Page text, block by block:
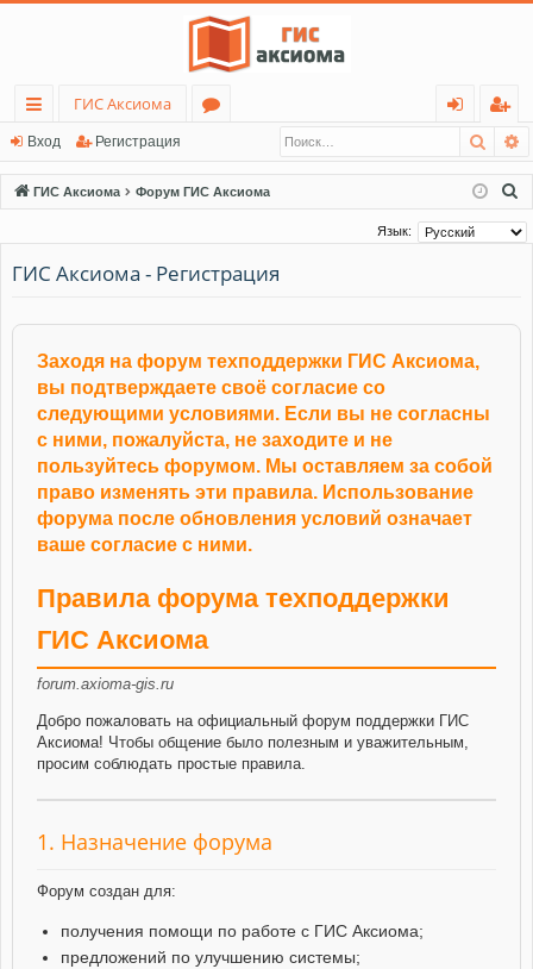
с
ы
лк
ГИС Аксиома
ру
м
д
ег
ис
тр
Вход Регистрация
ГИС Аксиома Форум ГИС Аксиома
и
Язык:
ГИС Аксиома - Регистрация
Заходя на форум техподдержки ГИС Аксиома,
вы подтверждаете своё согласие со
следующими условиями. Если вы не согласны
с ними, пожалуйста, не заходите и не
пользуйтесь форумом. Мы оставляем за собой
право изменять эти правила. Использование
форума после обновления условий означает
ваше согласие с ними.
Правила форума техподдержки
ГИС Аксиома
forum.axioma-gis.ru
Добро пожаловать на официальный форум поддержки ГИС
Аксиома! Чтобы общение было полезным и уважительным,
просим соблюдать простые правила.
1. Назначение форума
Форум создан для:
получения помощи по работе с ГИС Аксиома;
предложений по улучшению системы;